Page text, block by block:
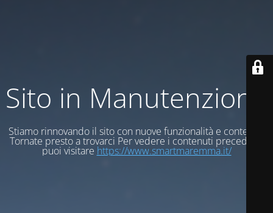
Sito in Manutenzione
Stiamo rinnovando il sito con nuove funzionalità e contenuti
Tornate presto a trovarci Per vedere i contenuti precedenti
puoi visitare https://www.smartmaremma.it/